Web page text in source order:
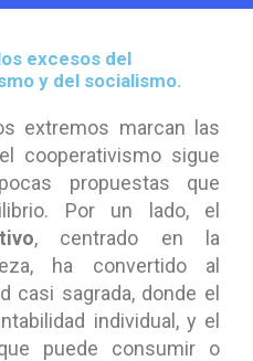
excesos del
y del socialismo.
extremos marcan las
cooperativismo sigue
propuestas que
Por un lado, el
, centrado en la
ha convertido al
casi sagrada, donde el
individual, y el
puede consumir o